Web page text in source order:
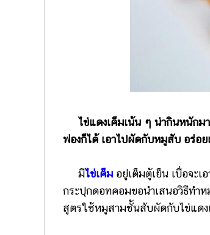
ไข่แดงเค็มเน้น ๆ น่ากินหนักม
ฟองก็ได้ เอาไปผัดกับหมูสับ อร่อ
มีไข่เค็ม อยู่เต็มตู้เย็น เบื่อจะเ
กระปุกดอทคอมขอนำเสนอวิธีทำ
สูตรใช้หมูสามชั้นสับผัดกับไข่แดง